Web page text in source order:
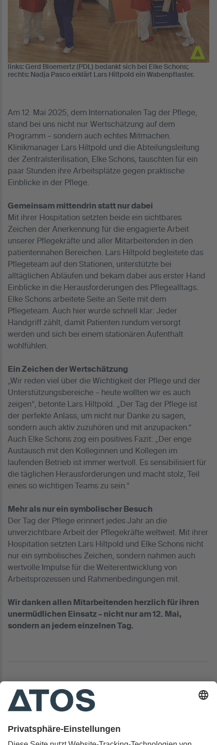
links: Gerd Bloemertz (PDL) bedankt sich bei Elke Schons;
rechts: Nadja Pasco erklärt Lars Hiltpold ein Wabenpflaster.
Am 12. Mai 2025, dem Internationalen Tag der Pflege,
stand bei uns nicht nur Wertschätzung auf dem
Programm – sondern auch echtes Mitmachen.
Klinikmanager Lars Hiltpold und die Abteilungsleitung
der Zentralsterilisation, Elke Schons, tauschten für ein
paar Stunden ihre Arbeitsplätze gegen praktische
Einblicke in der Pflege.
Gemeinsam mittendrin statt nur dabei
Mit ihrer Hospitation setzten beide ein sichtbares
Zeichen der Anerkennung für die engagierte Arbeit
unserer Pflegekräfte und aller Mitarbeitenden in den
patientennahen Bereichen. Lars Hiltpold begleitete das
Pflegeteam auf den Stationen, unterstützte bei
alltäglichen Abläufen und bekam dabei aus erster Hand
Einblicke in die Herausforderungen des Pflegealltags.
Elke Schons arbeitete Seite an Seite mit dem
Pflegeteam. Auch hier wurde schnell klar: Jeder
Handgriff zählt, damit Patienten rundum versorgt
werden und sich bei einem stationären Aufenthalt
wohlfühlen.
Ein Zeichen der Wertschätzung
„Wir reden viel über die Wichtigkeit der Pflege und der
Unterstützungsbereiche – heute wollten wir es auch
zeigen“, betonte Lars Hiltpold. „Der Tag der Pflege ist
der perfekte Anlass, um nicht nur Danke zu sagen,
sondern auch aktiv zuzuhören und mit anzupacken.“
Auch Elke Schons zog ein positives Fazit: „Der enge
Austausch mit den Kolleginnen und Kollegen im
laufenden Betrieb ist immer wertvoll. Es sensibilisiert für
die täglichen Herausforderungen und macht stolz, Teil
eines so wichtigen Teams zu sein.“
Mehr als nur ein symbolischer Besuch
Der Tag der Pflege erinnert jedes Jahr an die
unverzichtbare Arbeit der Pflegekräfte weltweit. Mit ihrer
Hospitation setzten Lars Hiltpold und Elke Schons nicht
nur ein symbolisches Zeichen, sondern nahmen auch
wertvolle Impulse für die Weiterentwicklung von
Arbeitsprozessen und Rahmenbedingungen mit.
Wir danken allen Mitarbeitenden herzlich für ihren
unermüdlichen Einsatz – nicht nur am 12. Mai,
sondern an jedem einzelnen Tag.